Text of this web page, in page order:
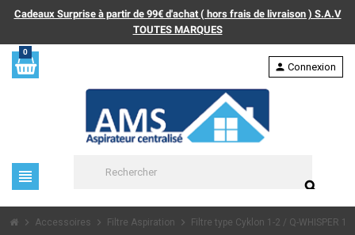
Cadeaux Surprise à partir de 99€ d'achat ( hors frais de livraison ) S.A.V
TOUTES MARQUES
0
view_headline
search
person Connexion
chevron_right Accessoires chevron_right Filtre Aspiration chevron_right Filtre type Cyklon 1-2 / Q-WHISPER 1-2